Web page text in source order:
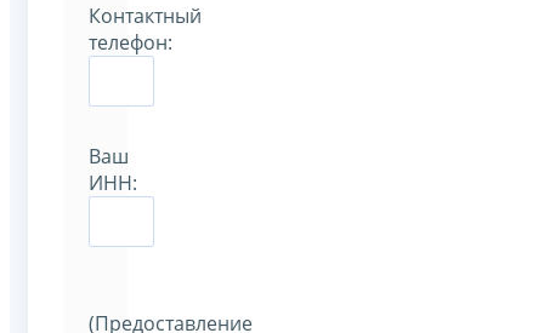
Контактный
телефон:
Ваш
ИНН:
(Предоставление